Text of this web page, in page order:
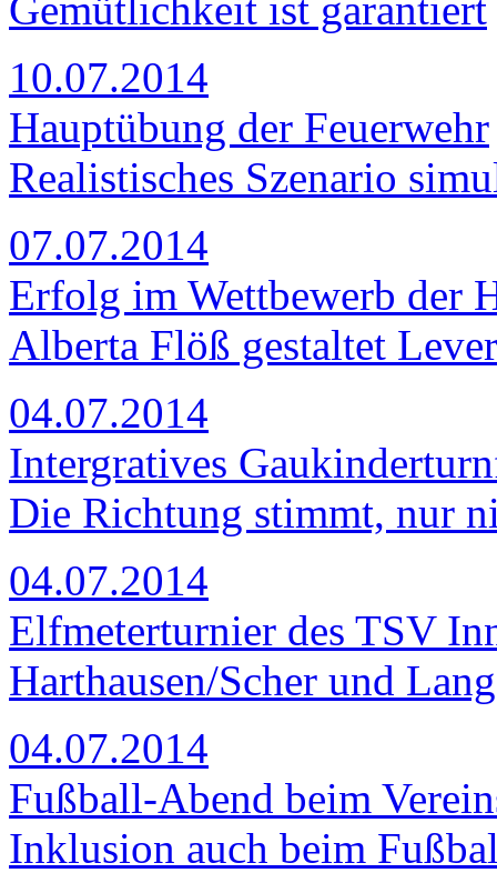
10.07.2014
Hauptübung der Feuerwehr
Realistisches Szenario
07.07.2014
Erfolg im Wettbewerb der
Alberta Flöß gestaltet
04.07.2014
Intergratives
Die Richtung stimmt, nur
04.07.2014
Elfmeterturnier des TSV
Harthausen/Scher und
04.07.2014
Fußball-Abend beim
Inklusion auch beim